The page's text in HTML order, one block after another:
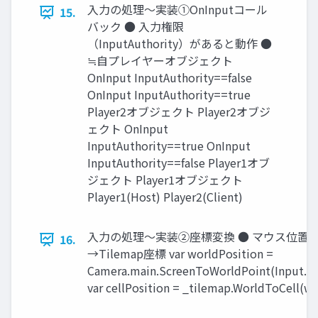
15.
入力の処理～実装①OnInputコール
バック ● 入力権限
（InputAuthority）があると動作 ●
≒自プレイヤーオブジェクト
OnInput InputAuthority==false
OnInput InputAuthority==true
Player2オブジェクト Player2オブジ
ェクト OnInput
InputAuthority==true OnInput
InputAuthority==false Player1オブ
ジェクト Player1オブジェクト
Player1(Host) Player2(Client)
16.
入力の処理～実装②座標変換 ● マウス位置
→Tilemap座標 var worldPosition =
var cellPosition =